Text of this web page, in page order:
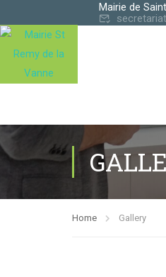
Mairie de
Home Gallery